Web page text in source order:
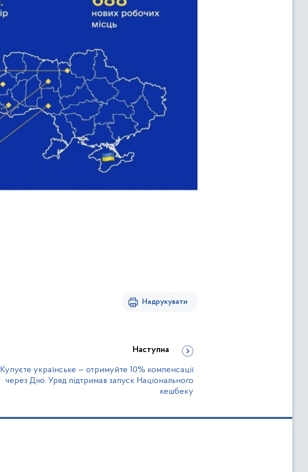
Надрукувати
Наступна
Купуєте українське — отримуйте 10% компенсації
через Дію. Уряд підтримав запуск Національного
кешбеку